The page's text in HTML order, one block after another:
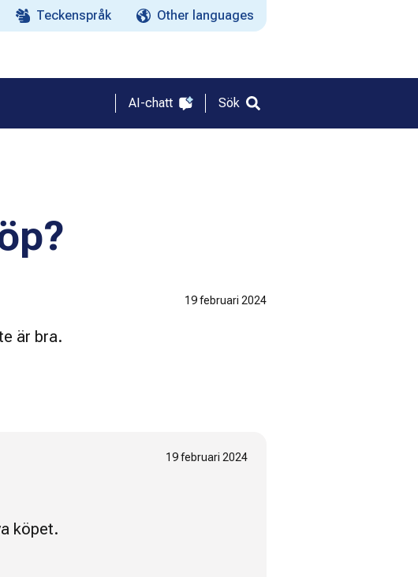
Teckenspråk Other languages
AI-chatt Sök
är bra.
19 februari 2024
19 februari 2024
köpet.